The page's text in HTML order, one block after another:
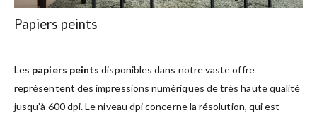
Papiers peints
Les papiers peints disponibles dans notre vaste offre
représentent des impressions numériques de très haute qualité
jusqu’à 600 dpi. Le niveau dpi concerne la résolution, qui est